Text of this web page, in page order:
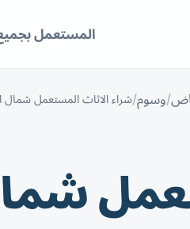
المستعمل
وسوم شراء الاثاث المستعمل شمال